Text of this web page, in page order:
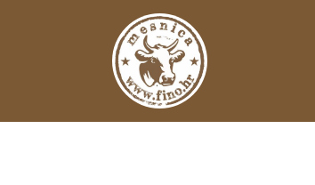
Main Navigation